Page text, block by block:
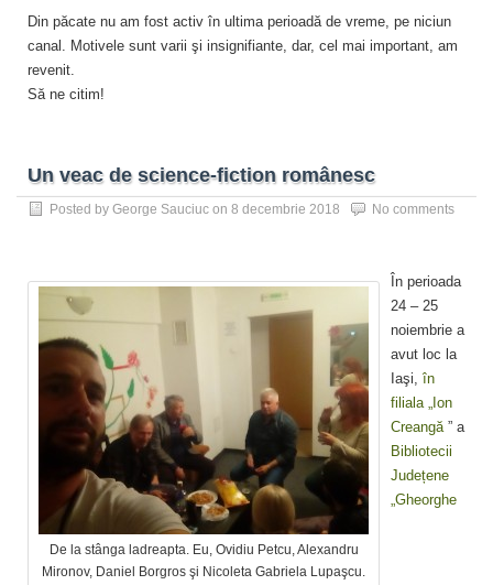
Din păcate nu am fost activ în ultima perioadă de vreme, pe niciun
canal. Motivele sunt varii şi insignifiante, dar, cel mai important, am
revenit.
Să ne citim!
Un veac de science-fiction românesc
Posted by George Sauciuc on 8 decembrie 2018 No comments
De la stânga ladreapta. Eu, Ovidiu Petcu, Alexandru
Mironov, Daniel Borgros şi Nicoleta Gabriela Lupaşcu.
În perioada
24 – 25
noiembrie a
avut loc la
Iaşi, în
filiala „Ion
Creangă” a
Bibliotecii
Județene
„Gheorghe